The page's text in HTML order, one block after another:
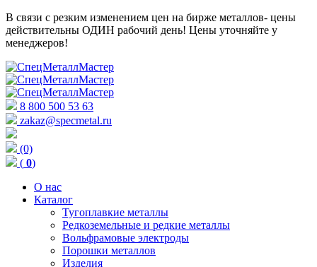
В связи с резким изменением цен на бирже металлов- цены
действительны ОДИН рабочий день! Цены уточняйте у
менеджеров!
8 800 500 53 63
zakaz@specmetal.ru
(0)
( 0)
О нас
Каталог
Тугоплавкие металлы
Редкоземельные и редкие металлы
Вольфрамовые электроды
Порошки металлов
Изделия